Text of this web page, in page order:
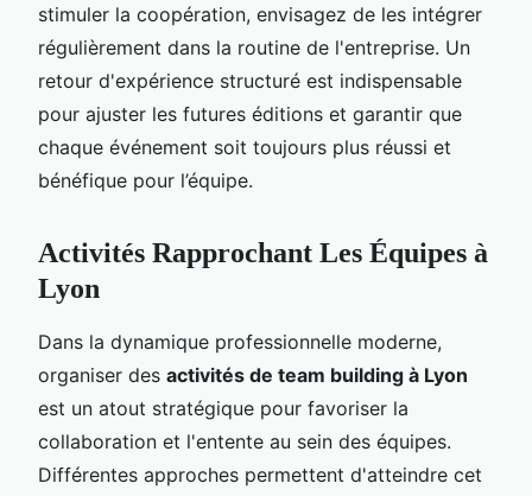
stimuler la coopération, envisagez de les intégrer
régulièrement dans la routine de l'entreprise. Un
retour d'expérience structuré est indispensable
pour ajuster les futures éditions et garantir que
chaque événement soit toujours plus réussi et
bénéfique pour l’équipe.
Activités Rapprochant Les Équipes à
Lyon
Dans la dynamique professionnelle moderne,
organiser des activités de team building à Lyon
est un atout stratégique pour favoriser la
collaboration et l'entente au sein des équipes.
Différentes approches permettent d'atteindre cet